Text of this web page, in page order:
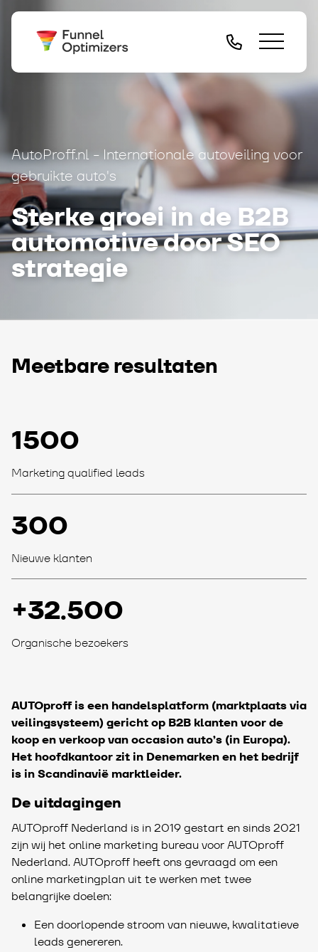
AutoProff.nl - Internationale autoveiling voor
gebruikte auto's
Sterke groei in de B2B
automotive door SEO
strategie
Meetbare resultaten
1500
Marketing qualified leads
300
Nieuwe klanten
+32.500
Organische bezoekers
AUTOproff is een handelsplatform (marktplaats via
veilingsysteem) gericht op B2B klanten voor de
koop en verkoop van occasion auto’s (in Europa).
Het hoofdkantoor zit in Denemarken en het bedrijf
is in Scandinavië marktleider.
De uitdagingen
AUTOproff Nederland is in 2019 gestart en sinds 2021
zijn wij het online marketing bureau voor AUTOproff
Nederland. AUTOproff heeft ons gevraagd om een
online marketingplan uit te werken met twee
belangrijke doelen:
Een doorlopende stroom van nieuwe, kwalitatieve
leads genereren.